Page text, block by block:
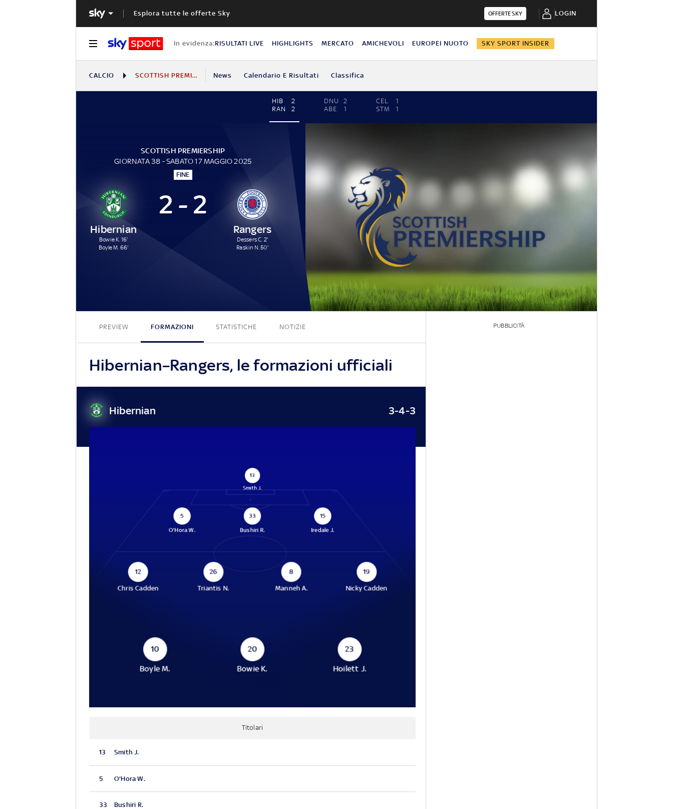
Esplora tutte le offerte Sky OFFERTE SKY LOGIN
In evidenza:RISULTATI LIVE HIGHLIGHTS MERCATO AMICHEVOLI EUROPEI NUOTO SKY SPORT INSIDER
CALCIO SCOTTISH PREMIERSHIP News Calendario E Risultati Classifica
HIB
2
RAN
2
DNU
2
ABE
1
CEL
1
STM
1
SCOTTISH PREMIERSHIP
GIORNATA 38 - SABATO 17 MAGGIO 2025
FINE
Hibernian
Bowie K. 16'
Boyle M. 66'
2 - 2
Rangers
Dessers C. 2'
Raskin N. 50'
2 - 2
PREVIEW FORMAZIONI STATISTICHE NOTIZIE
Hibernian–Rangers, le formazioni ufficiali
Hibernian 3-4-3
13
Smith J.
5
O'Hora W.
33
Bushiri R.
15
Iredale J.
12
Chris Cadden
26
Triantis N.
8
Manneh A.
19
Nicky Cadden
10
Boyle M.
20
Bowie K.
23
Hoilett J.
Titolari
13 Smith J.
5 O'Hora W.
33 Bushiri R.
PUBBLICITÀ